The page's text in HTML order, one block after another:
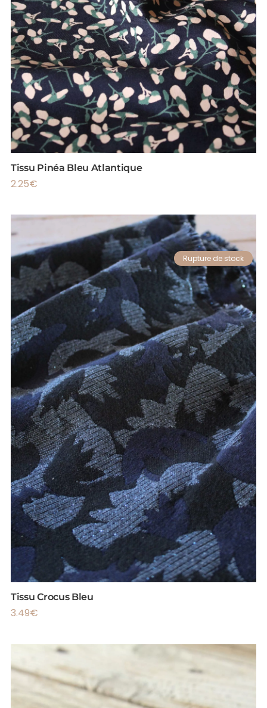
Tissu Pinéa Bleu Atlantique
2.25€
Rupture de stock
Tissu Crocus Bleu
3.49€